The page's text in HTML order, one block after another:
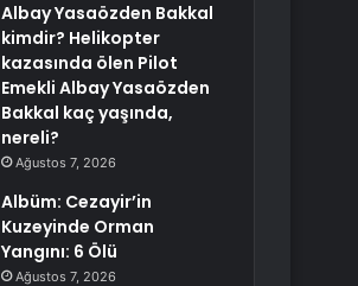
Albay Yasaözden Bakkal
kimdir? Helikopter
kazasında ölen Pilot
Emekli Albay Yasaözden
Bakkal kaç yaşında,
nereli?
Ağustos 7, 2026
Albüm: Cezayir’in
Kuzeyinde Orman
Yangını: 6 Ölü
Ağustos 7, 2026